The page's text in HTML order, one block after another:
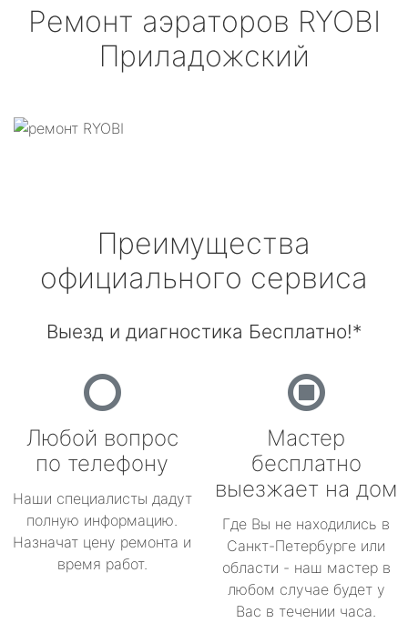
Ремонт аэраторов RYOBI
Приладожский
Преимущества
официального сервиса
Выезд и диагностика Бесплатно!*
Любой вопрос
по телефону
Наши специалисты дадут
полную информацию.
Назначат цену ремонта и
время работ.
Мастер
бесплатно
выезжает на дом
Где Вы не находились в
Санкт-Петербурге или
области - наш мастер в
любом случае будет у
Вас в течении часа.